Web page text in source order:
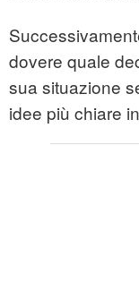
dovere quale
sua situazione
idee più chiare